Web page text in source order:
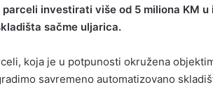
investirati više od 5 miliona KM u
sačme uljarica.
koja je u potpunosti okružena
savremeno automatizovano